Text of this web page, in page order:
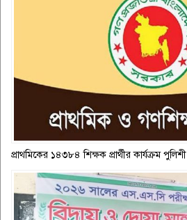
প্রাথমিকের ১৪৩৮৪ শিক্ষক প্রার্থীর কার্যক্রম